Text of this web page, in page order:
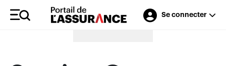
Se connecter
Merci à nos annonceurs